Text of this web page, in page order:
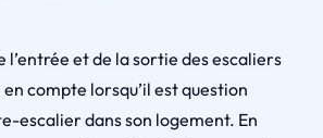
l’entrée et de la sortie des escaliers
compte lorsqu’il est question
escalier dans son logement. En